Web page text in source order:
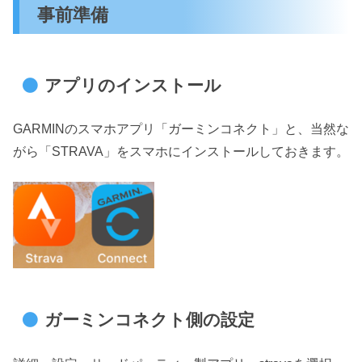
事前準備
アプリのインストール
GARMINのスマホアプリ「ガーミンコネクト」と、当然な
がら「STRAVA」をスマホにインストールしておきます。
ガーミンコネクト側の設定